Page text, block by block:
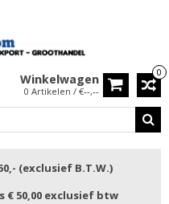
0
Winkelwagen
0 Artikelen / €--,--
(exclusief B.T.W.)
€ 50,00 exclusief btw